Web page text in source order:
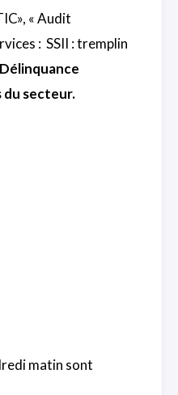
« Audit
: SSII : tremplin
du secteur.
matin sont